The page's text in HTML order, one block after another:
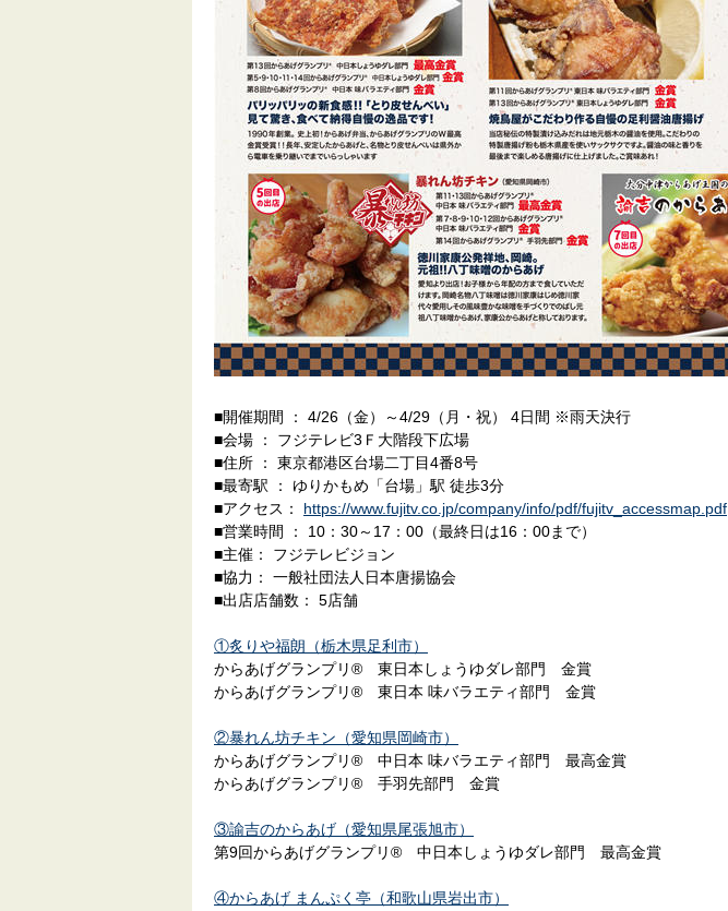
■開催期間 ： 4/26（金）～4/29（月・祝） 4日間 ※雨天決行
■会場 ： フジテレビ3Ｆ大階段下広場
■住所 ： 東京都港区台場二丁目4番8号
■最寄駅 ： ゆりかもめ「台場」駅 徒歩3分
■アクセス： https://www.fujitv.co.jp/company/info/pdf/fujitv_accessmap.pdf
■営業時間 ： 10：30～17：00（最終日は16：00まで）
■主催： フジテレビジョン
■協力： 一般社団法人日本唐揚協会
■出店店舗数： 5店舗
①炙りや福朗（栃木県足利市）
からあげグランプリ® 東日本しょうゆダレ部門 金賞
からあげグランプリ® 東日本 味バラエティ部門 金賞
②暴れん坊チキン（愛知県岡崎市）
からあげグランプリ® 中日本 味バラエティ部門 最高金賞
からあげグランプリ® 手羽先部門 金賞
③諭吉のからあげ（愛知県尾張旭市）
第9回からあげグランプリ® 中日本しょうゆダレ部門 最高金賞
④からあげ まんぷく亭（和歌山県岩出市）